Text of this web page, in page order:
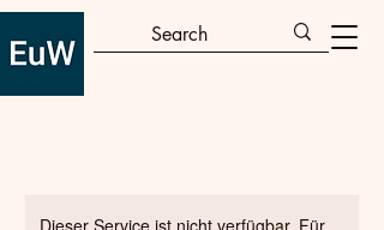
Dieser Service ist nicht verfügbar. Für